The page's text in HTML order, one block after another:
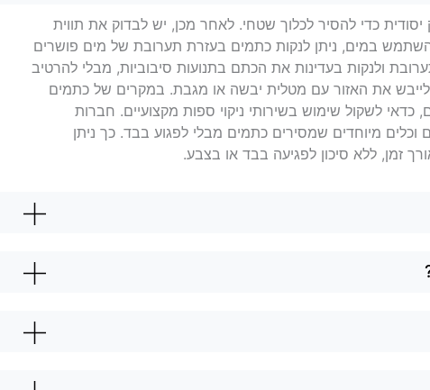
כדי להסיר לכלוך שטחי. לאחר מכן, יש לבדוק את תווית
במים, ניתן לנקות כתמים בעזרת תערובת של מים פושרים
ולנקות בעדינות את הכתם בתנועות סיבוביות, מבלי להרטיב
את האזור עם מטלית יבשה או מגבת. במקרים של כתמים
לשקול שימוש בשירותי ניקוי ספות מקצועיים. חברות
מיוחדים שמסירים כתמים מבלי לפגוע בבד. כך ניתן
זמן, ללא סיכון לפגיעה בבד או בצבע.